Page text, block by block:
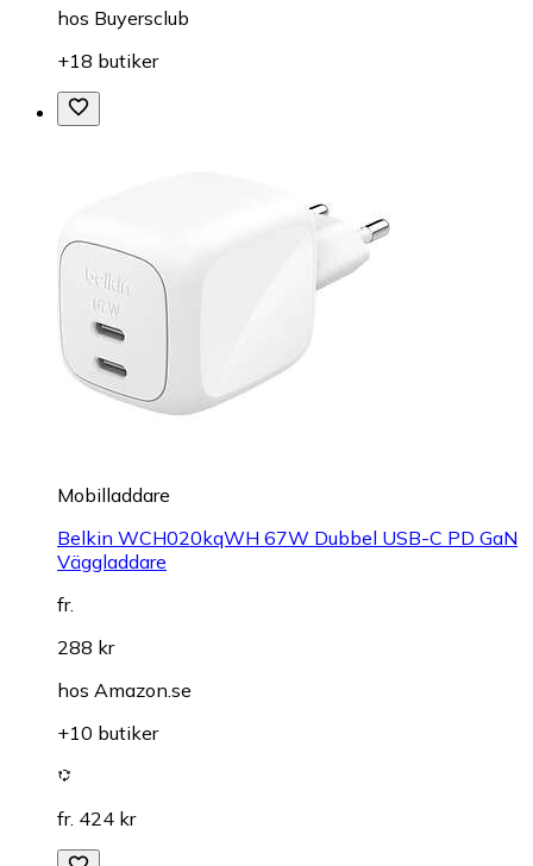
hos Buyersclub
+18 butiker
Mobilladdare
Belkin WCH020kqWH 67W Dubbel USB-C PD GaN
Väggladdare
fr.
288 kr
hos Amazon.se
+10 butiker
fr. 424 kr